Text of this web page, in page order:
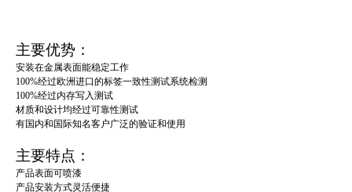
主要优势：
安装在金属表面能稳定工作
100%经过欧洲进口的标签一致性测试系统检测
100%经过内存写入测试
材质和设计均经过可靠性测试
有国内和国际知名客户广泛的验证和使用
主要特点：
产品表面可喷漆
产品安装方式灵活便捷